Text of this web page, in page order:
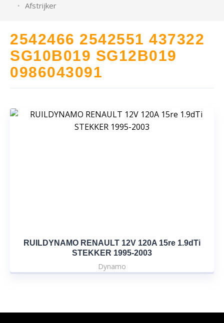
Afstrijker
2542466 2542551 437322
SG10B019 SG12B019
0986043091
RUILDYNAMO RENAULT 12V 120A 15re 1.9dTi
STEKKER 1995-2003
Dynamo